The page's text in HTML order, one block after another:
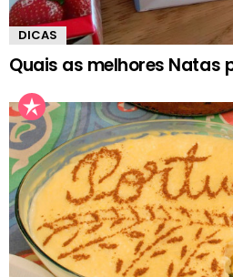
DICAS
Quais as melhores Natas